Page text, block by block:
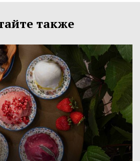
также